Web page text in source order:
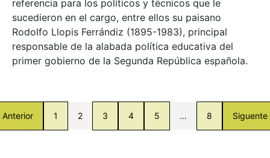
referencia para los políticos y técnicos que le
sucedieron en el cargo, entre ellos su paisano
Rodolfo Llopis Ferrándiz (1895-1983), principal
responsable de la alabada política educativa del
primer gobierno de la Segunda República española.
Anterior 1 2 3 4 5 … 8 Siguente